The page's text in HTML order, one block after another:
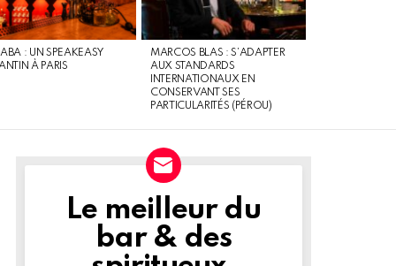
: UN SPEAKEASY
À PARIS
MARCOS BLAS : S’ADAPTER
AUX STANDARDS
INTERNATIONAUX EN
CONSERVANT SES
PARTICULARITÉS (PÉROU)
NEWSLETTER
Le meilleur du
bar & des